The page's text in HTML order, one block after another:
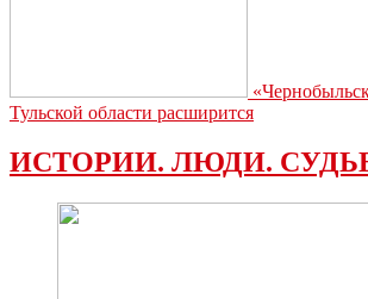
Тульской области расширится
ИСТОРИИ. ЛЮДИ.